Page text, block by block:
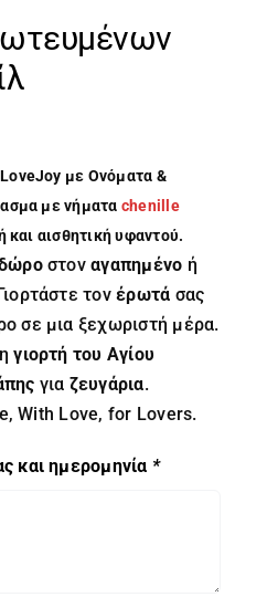
με Ονόματα &
με νήματα chenille
και αισθητική υφαντού.
στοναγαπημένο ή
τονέρωτά σας
σε μια ξεχωριστή μέρα.
γιορτή του Αγίου
για ζευγάρια.
With Love, for Lovers.
και ημερομηνία *